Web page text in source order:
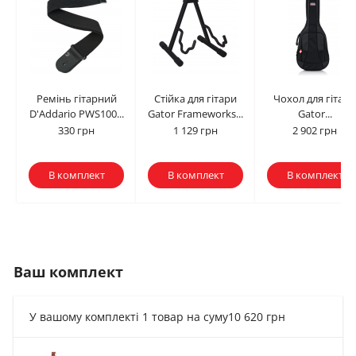
Ремінь гітарний
D'Addario PWS100...
330 грн
В комплект
Стійка для гітари
Gator Frameworks...
1 129 грн
В комплект
Чохол для гітари
Gator...
2 902 грн
В комплект
Ваш комплект
У вашому комплекті 1 товар на суму10 620 грн